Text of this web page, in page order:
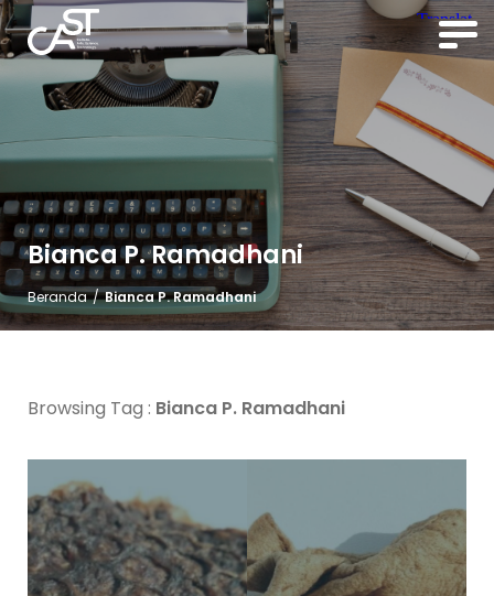
Bianca P. Ramadhani
Beranda / Bianca P. Ramadhani
Browsing Tag : Bianca P. Ramadhani